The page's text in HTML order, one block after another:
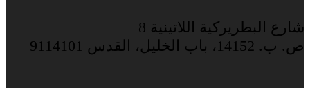
شارع البطريركية اللاتينية 8
ص. ب. 14152، باب الخليل، القدس 9114101